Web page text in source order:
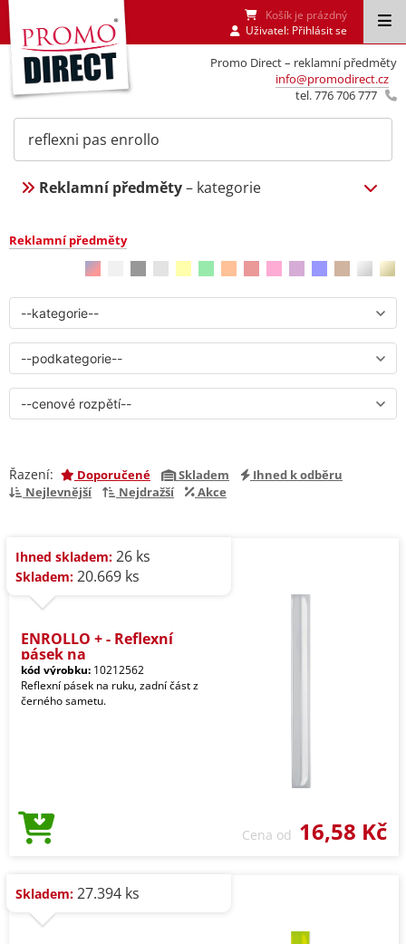
Promo Direct – reklamní předměty
info@promodirect.cz
tel. 776 706 777
Košík je prázdný
Uživatel: Přihlásit se
Reklamní předměty– kategorie
Reklamní předměty
Řazení: Doporučené Skladem
Ihned k odběru
Nejlevnější
Nejdražší Akce
Ihned skladem: 26 ks
Skladem: 20.669 ks
ENROLLO + - Reflexní
pásek na
kód výrobku: 10212562
Reflexní pásek na ruku, zadní část z
černého sametu.
Cena od 16,58 Kč
Skladem: 27.394 ks